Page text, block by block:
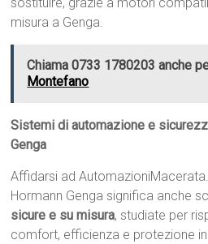
misura a Genga.
Chiama 0733 1780203 anche
Montefano
Sistemi di automazione e
Genga
Affidarsi ad
Hormann Genga significa anche
sicure e su misura, studiate per
comfort, efficienza e protezione